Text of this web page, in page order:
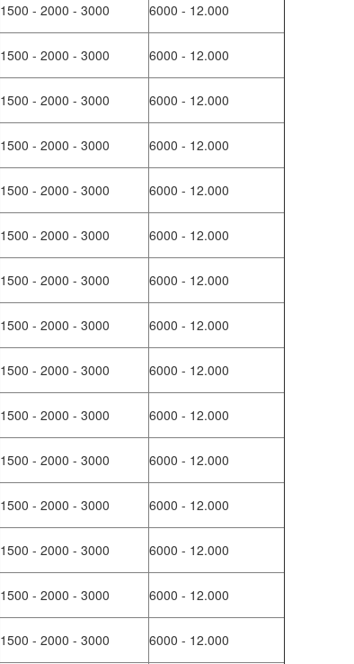
1500 - 2000 - 3000 6000 - 12.000
1500 - 2000 - 3000 6000 - 12.000
1500 - 2000 - 3000 6000 - 12.000
1500 - 2000 - 3000 6000 - 12.000
1500 - 2000 - 3000 6000 - 12.000
1500 - 2000 - 3000 6000 - 12.000
1500 - 2000 - 3000 6000 - 12.000
1500 - 2000 - 3000 6000 - 12.000
1500 - 2000 - 3000 6000 - 12.000
1500 - 2000 - 3000 6000 - 12.000
1500 - 2000 - 3000 6000 - 12.000
1500 - 2000 - 3000 6000 - 12.000
1500 - 2000 - 3000 6000 - 12.000
1500 - 2000 - 3000 6000 - 12.000
1500 - 2000 - 3000 6000 - 12.000